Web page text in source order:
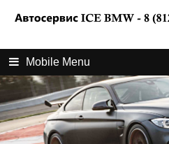
Mobile Menu